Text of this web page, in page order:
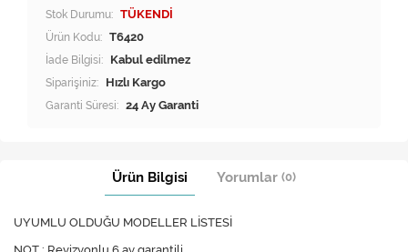
Stok Durumu: TÜKENDİ
Ürün Kodu: T6420
İade Bilgisi:
Siparişiniz: Hızlı Kargo
Garanti Süresi: 24 Ay Garanti
Ürün Bilgisi Yorumlar (0)
UYUMLU OLDUĞU MODELLER LİSTESİ